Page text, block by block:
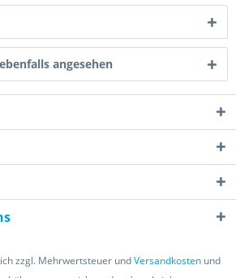
angesehen
zzgl. Mehrwertsteuer undVersandkostenund